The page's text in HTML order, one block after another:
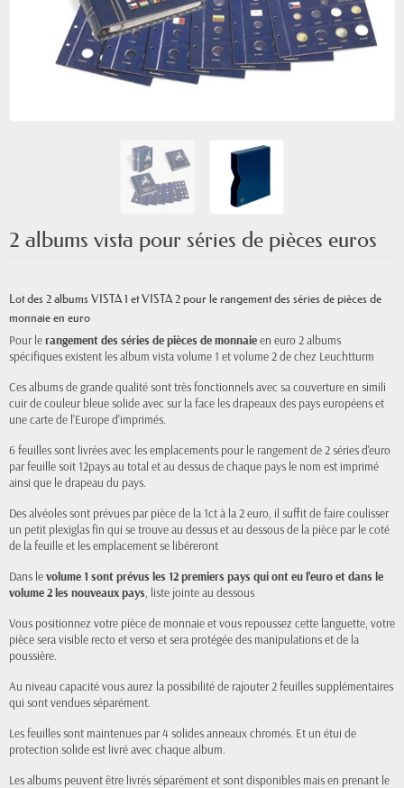
2 albums vista pour séries de pièces euros
Lot des 2 albums VISTA 1 et VISTA 2pour le rangement des séries de pièces de
monnaie en euro
Pour lerangement des séries de pièces de monnaieen euro 2 albums
spécifiques existent les album vista volume 1 et volume 2 de chez Leuchtturm
Ces albums de grande qualité sont très fonctionnelsavec sa couverture en simili
cuirde couleur bleue solide avec sur la face les drapeaux des pays européens et
une carte de l'Europe d'imprimés.
6 feuilles sont livrées avec les emplacements pour le rangement de 2 séries d'euro
par feuille soit 12pays au total et au dessus de chaque pays le nom est imprimé
ainsi que le drapeau du pays.
Des alvéoles sont prévues par pièce de la 1ct à la 2 euro, il suffit de faire coulisser
un petit plexiglas fin qui se trouve au dessus et au dessous de la pièce par le coté
de la feuille et les emplacement se libéreront
Dans levolume 1 sont prévus les 12 premiers pays qui ont eu l'euro et dans le
volume 2 les nouveaux pays , liste jointe au dessous
Vous positionnez votre pièce de monnaie et vous repoussez cette languette, votre
pièce sera visible recto et verso et sera protégée des manipulations et de la
poussière.
Au niveau capacité vous aurez la possibilité de rajouter 2 feuilles supplémentaires
qui sont vendues séparément.
Les feuilles sont maintenues par 4 solides anneaux chromés. Et un étui de
protection solide est livré avec chaque album.
Les albums peuvent être livrés séparément et sont disponibles mais en prenant le